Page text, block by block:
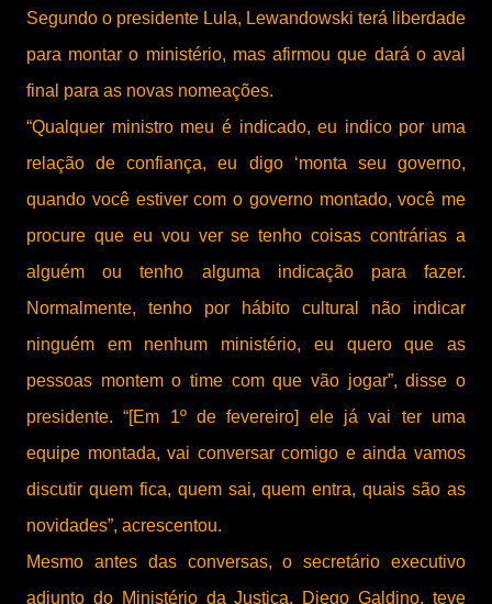
Segundo o presidente Lula, Lewandowski terá liberdade
para montar o ministério, mas afirmou que dará o aval
final para as novas nomeações.
“Qualquer ministro meu é indicado, eu indico por uma
relação de confiança, eu digo ‘monta seu governo,
quando você estiver com o governo montado, você me
procure que eu vou ver se tenho coisas contrárias a
alguém ou tenho alguma indicação para fazer.
Normalmente, tenho por hábito cultural não indicar
ninguém em nenhum ministério, eu quero que as
pessoas montem o time com que vão jogar”, disse o
presidente. “[Em 1º de fevereiro] ele já vai ter uma
equipe montada, vai conversar comigo e ainda vamos
discutir quem fica, quem sai, quem entra, quais são as
novidades”, acrescentou.
Mesmo antes das conversas, o secretário executivo
adjunto do Ministério da Justiça, Diego Galdino, teve